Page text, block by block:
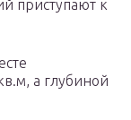
приступают к
а глубиной